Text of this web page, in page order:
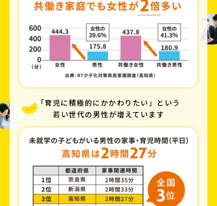
「育児に積極的にかかわりたい」という
若い世代の男性が増えています